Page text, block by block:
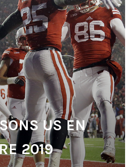
US EN
2019